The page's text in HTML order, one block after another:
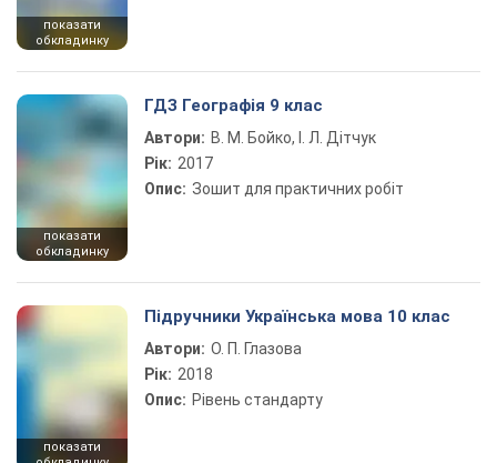
показати
обкладинку
показати
обкладинку
ГДЗ Географія 9 клас
Автори: В. М. Бойко, І. Л. Дітчук
Рік: 2017
Опис: Зошит для практичних робіт
показати
Підручники Українська мова 10 клас
Автори: О. П. Глазова
Рік: 2018
Опис: Рівень стандарту